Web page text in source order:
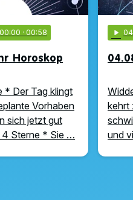
· 00:58
Horoskop
* Der Tag klingt
Vorhaben
sich jetzt gut
Sterne * Sie …
play_arrow 04
kehrt
und